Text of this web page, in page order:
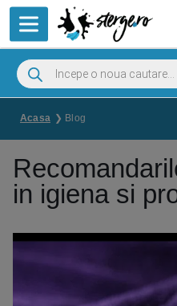
Acasa Blog
in igiena si